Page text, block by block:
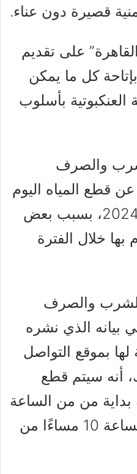
قصيرة دون عناء.
على تقديم
كل ما يمكن
بأسلوب
والصرف
قطع المياه اليوم
السبت 10 أغسطس 2024، بسبب بعض
بها خلال الفترة
والصرف
الذي نشره
بموقع التواصل
أنه سيتم قطع
12 ساعة بداية من من الساعة
10 صباح اليوم حتى الساعة 10 مساءًا من